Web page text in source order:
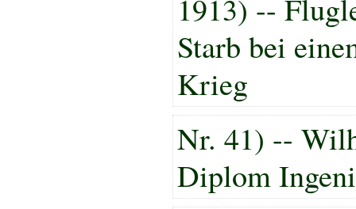
1913) --
Starb bei
Krieg
Nr. 41) --
Diplom